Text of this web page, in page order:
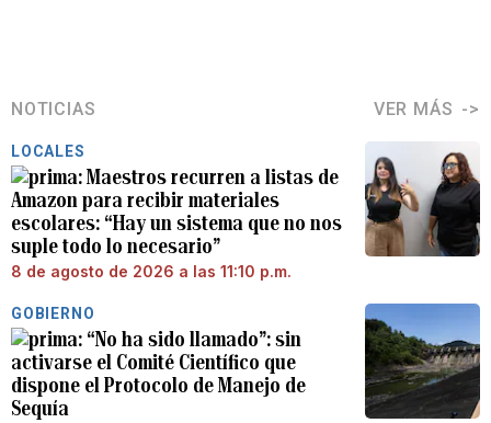
NOTICIAS VER MÁS
LOCALES
Maestros recurren a listas de
Amazon para recibir materiales
escolares: “Hay un sistema que no nos
suple todo lo necesario”
8 de agosto de 2026 a las 11:10 p.m.
GOBIERNO
“No ha sido llamado”: sin
activarse el Comité Científico que
dispone el Protocolo de Manejo de
Sequía